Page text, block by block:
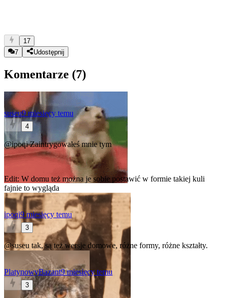
17
7
Udostępnij
Komentarze (7)
suseu9 miesięcy temu
4
@ipoqiZaintrygowałeś mnie tym
Edit: W domu też można je sobie postawić w formie takiej kuli
fajnie to wygląda
ipoqi9 miesięcy temu
3
@suseu tak, są też wersje domowe, różne formy, różne kształty.
PlatynowyBazant9 miesięcy temu
3